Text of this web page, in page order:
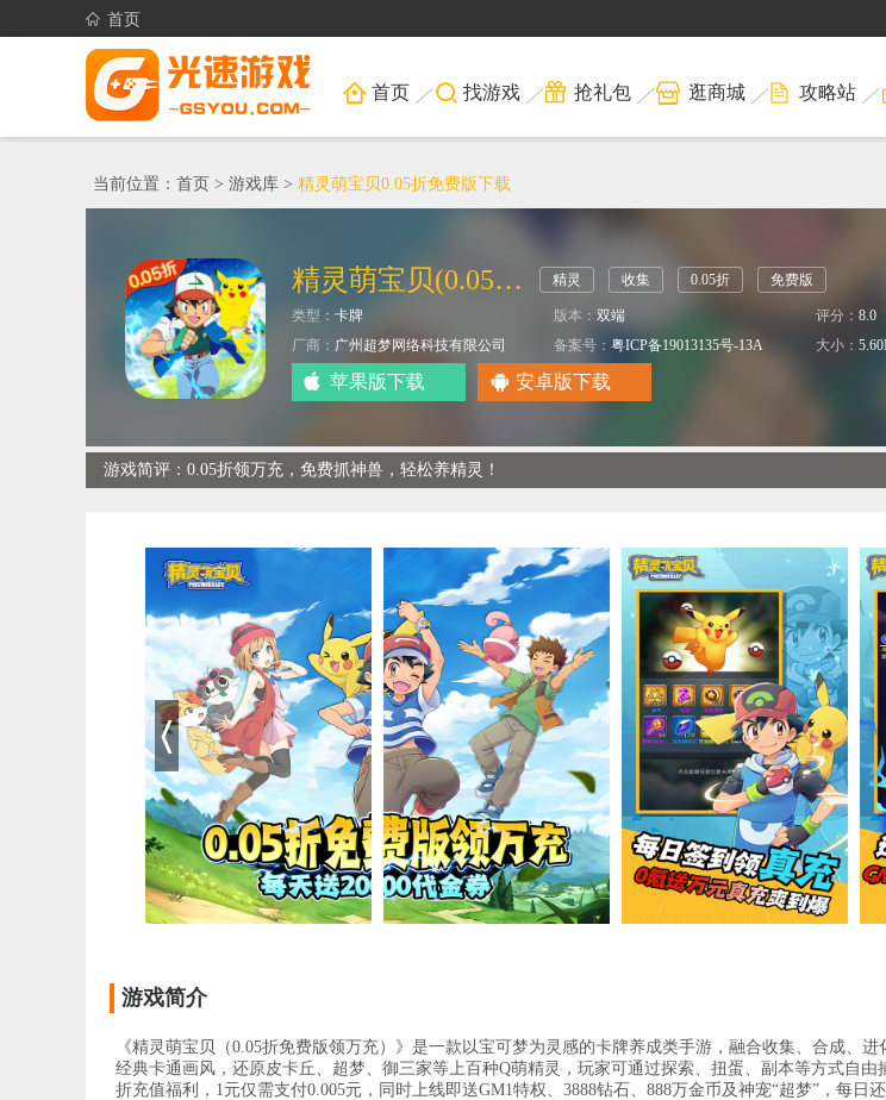
首页
首页 找游戏 抢礼包 逛商城 攻略站
当前位置： 首页 > 游戏库 > 精灵萌宝贝0.05折免费版下载
精灵萌宝贝(0.05折免费版领万充) 精灵 收集 0.05折 免费版
类型： 卡牌 版本： 双端 评分： 8.0
厂商： 广州超梦网络科技有限公司 备案号： 粤ICP备19013135号-13A 大小：
苹果版下载 安卓版下载
游戏简评：0.05折领万充，免费抓神兽，轻松养精灵！
游戏简介
《精灵萌宝贝（0.05折免费版领万充）》是一款以宝可梦为灵感的卡牌养成类手游，融合收集、合成、
经典卡通画风，还原皮卡丘、超梦、御三家等上百种Q萌精灵，玩家可通过探索、扭蛋、副本等方式自由
折充值福利，1元仅需支付0.005元，同时上线即送GM1特权、3888钻石、888万金币及神宠“超梦”，每日